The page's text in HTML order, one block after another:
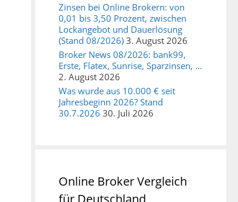
Zinsen bei Online Brokern: von
0,01 bis 3,50 Prozent, zwischen
Lockangebot und Dauerlösung
(Stand 08/2026) 3. August 2026
Broker News 08/2026: bank99,
Erste, Flatex, Sunrise, Sparzinsen, …
2. August 2026
Was wurde aus 10.000 € seit
Jahresbeginn 2026? Stand
30.7.2026 30. Juli 2026
Online Broker Vergleich